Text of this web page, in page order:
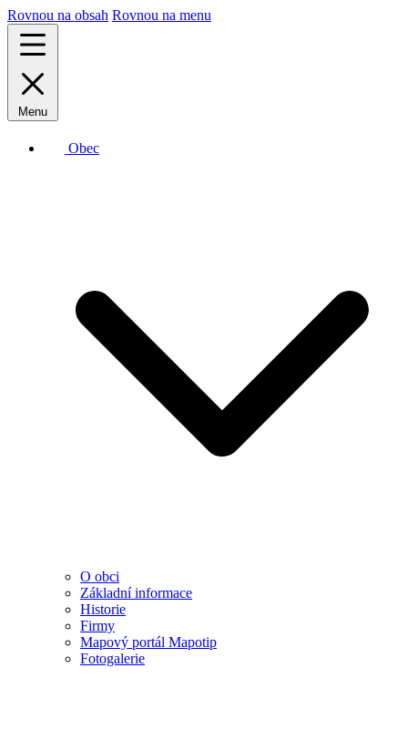
Rovnou na obsah Rovnou na menu
Menu
Obec
O obci
Základní informace
Historie
Firmy
Mapový portál Mapotip
Fotogalerie